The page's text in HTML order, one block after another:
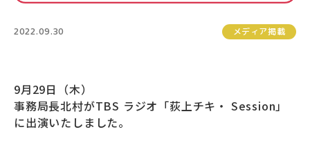
2022.09.30 メディア掲載
9月29日（木）
事務局長北村がTBS ラジオ「荻上チキ・ Session」
に出演いたしました。